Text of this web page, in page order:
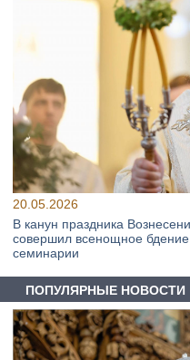
20.05.2026
В канун праздника
совершил всенощное
семинарии
ПОПУЛЯРНЫЕ НОВОСТИ